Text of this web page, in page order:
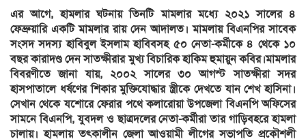
এর আগে, হামলার ঘটনায় তিনটি মামলার মধ্যে ২০২১ সালের ৪
ফেব্রুয়ারি একটি মামলার রায় দেন আদালত। মামলায় বিএনপির সাবেক
সংসদ সদস্য হাবিবুল ইসলাম হাবিবসহ ৫০ নেতা-কর্মীকে ৪ থেকে ১০
বছর কারাদণ্ড দেন সাতক্ষীরার মুখ্য বিচারিক হাকিম হুমায়ুন কবির।মামলার
বিবরণীতে জানা যায়, ২০০২ সালের ৩০ আগস্ট সাতক্ষীরা সদর
হাসপাতালে ধর্ষণের শিকার মুক্তিযোদ্ধার স্ত্রীকে দেখতে যান শেখ হাসিনা।
সেখান থেকে যশোরে ফেরার পথে কলারোয়া উপজেলা বিএনপি অফিসের
সামনে বিএনপি, যুবদল ও ছাত্রদলের নেতা-কর্মীরা তার গাড়িবহরে হামলা
চালায়। হামলায় তৎকালীন জেলা আওয়ামী লীগের সভাপতি প্রকৌশলী